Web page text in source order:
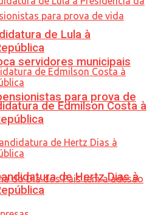
servidores municipais
para prova de
de Lula à
de Edmilson Costa à
de Hertz Dias à